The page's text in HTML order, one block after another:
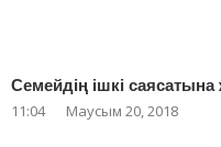
Семейдің ішкі
11:04 Маусым 20, 2018